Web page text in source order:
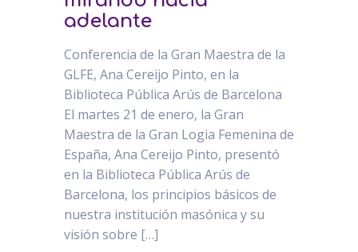
adelante
Conferencia de la Gran Maestra de la
GLFE, Ana Cereijo Pinto, en la
Biblioteca Pública Arús de Barcelona
El martes 21 de enero, la Gran
Maestra de la Gran Logia Femenina de
España, Ana Cereijo Pinto, presentó
en la Biblioteca Pública Arús de
Barcelona, los principios básicos de
nuestra institución masónica y su
visión sobre […]